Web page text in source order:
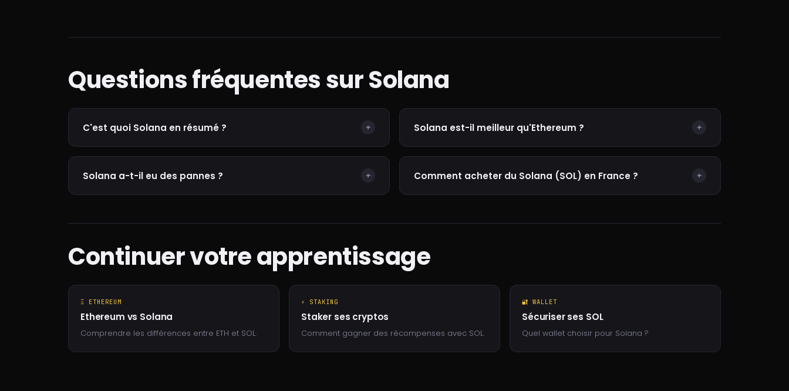
Questions fréquentes sur Solana
C'est quoi Solana en résumé ? + Solana est-il meilleur qu'Ethereum ? +
Solana a-t-il eu des pannes ? + Comment acheter du Solana (SOL) en France ? +
Continuer votre apprentissage
Ξ ETHEREUM
Ethereum vs Solana
Comprendre les différences entre ETH et SOL.
⚡ STAKING
Staker ses cryptos
Comment gagner des récompenses avec SOL.
🔐 WALLET
Sécuriser ses SOL
Quel wallet choisir pour Solana ?